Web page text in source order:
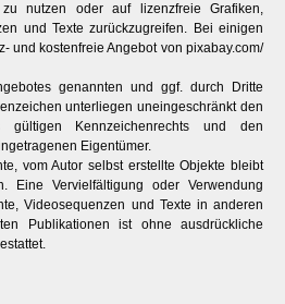
nutzen oder auf lizenzfreie Grafiken,
und Texte zurückzugreifen. Bei einigen
und kostenfreie Angebot von pixabay.com/
genannten und ggf. durch Dritte
unterliegen uneingeschränkt den
gültigen Kennzeichenrechts und den
Eigentümer.
vom Autor selbst erstellte Objekte bleibt
Eine Vervielfältigung oder Verwendung
Videosequenzen und Texte in anderen
Publikationen ist ohne ausdrückliche